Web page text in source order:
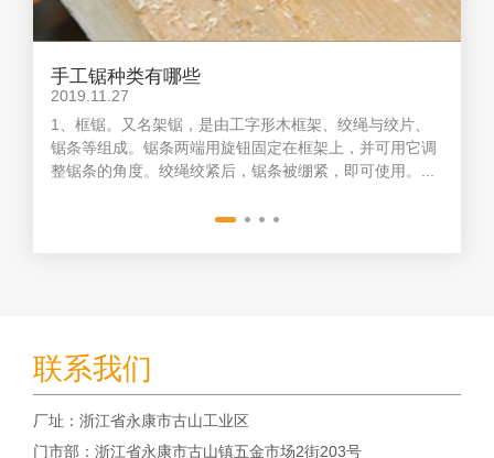
手工锯种类有哪些
2019.11.27
1、框锯。又名架锯，是由工字形木框架、绞绳与绞片、
锯条等组成。锯条两端用旋钮固定在框架上，并可用它调
整锯条的角度。绞绳绞紧后，锯条被绷紧，即可使用。...
联系我们
厂址：浙江省永康市古山工业区
门市部：浙江省永康市古山镇五金市场2街203号